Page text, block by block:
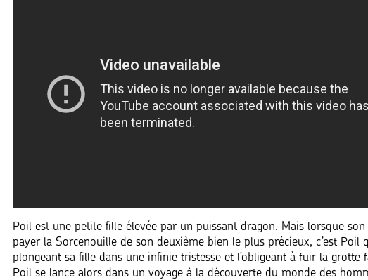
Poil est une petite fille élevée par un puissant dragon. Mais lorsque
payer la Sorcenouille de son deuxième bien le plus précieux, c’est Poil
plongeant sa fille dans une infinie tristesse et l’obligeant à fuir la grotte
Poil se lance alors dans un voyage à la découverte du monde des